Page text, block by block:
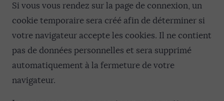
Si vous vous rendez sur la page de connexion, un
cookie temporaire sera créé afin de déterminer si
votre navigateur accepte les cookies. Il ne contient
pas de données personnelles et sera supprimé
automatiquement à la fermeture de votre
navigateur.